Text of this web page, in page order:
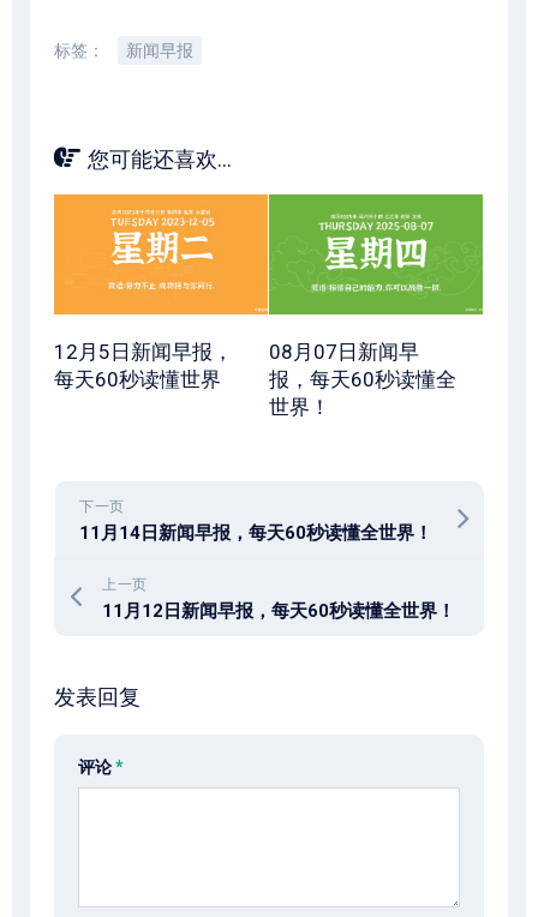
标签： 新闻早报
您可能还喜欢...
12月5日新闻早报，
每天60秒读懂世界
08月07日新闻早
报，每天60秒读懂全
世界！
下一页
11月14日新闻早报，每天60秒读懂全世界！
上一页
11月12日新闻早报，每天60秒读懂全世界！
发表回复
评论*